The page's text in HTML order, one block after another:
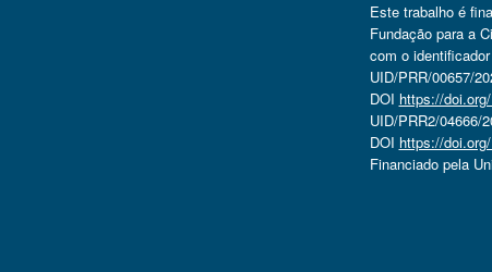
Este trabalho é
Fundação para a
com o
UID/PRR/00657/
DOI https://
UID/PRR2/04666/
DOI https://
Financiado pela